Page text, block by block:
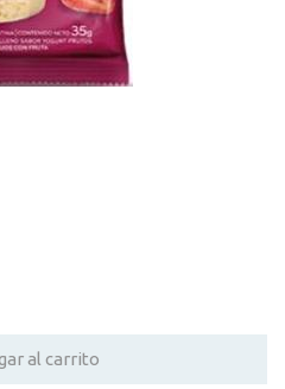
al carrito